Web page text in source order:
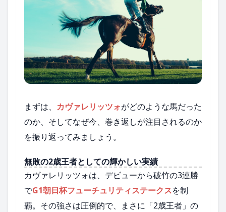
まずは、 カヴァレリッツォがどのような馬だった
のか、そしてなぜ今、巻き返しが注目されるのか
を振り返ってみましょう。
無敗の2歳王者としての輝かしい実績
カヴァレリッツォは、デビューから破竹の3連勝
でG1朝日杯フューチュリティステークスを制
覇。その強さは圧倒的で、まさに「2歳王者」の